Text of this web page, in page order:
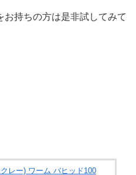
お持ちの方は是非試してみて
レー) ワーム バヒッド100